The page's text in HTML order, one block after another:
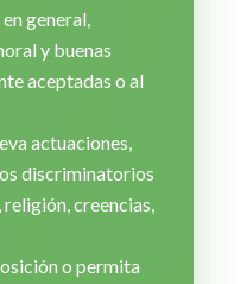
general,
y buenas
aceptadas o al
actuaciones,
discriminatorios
creencias,
o permita